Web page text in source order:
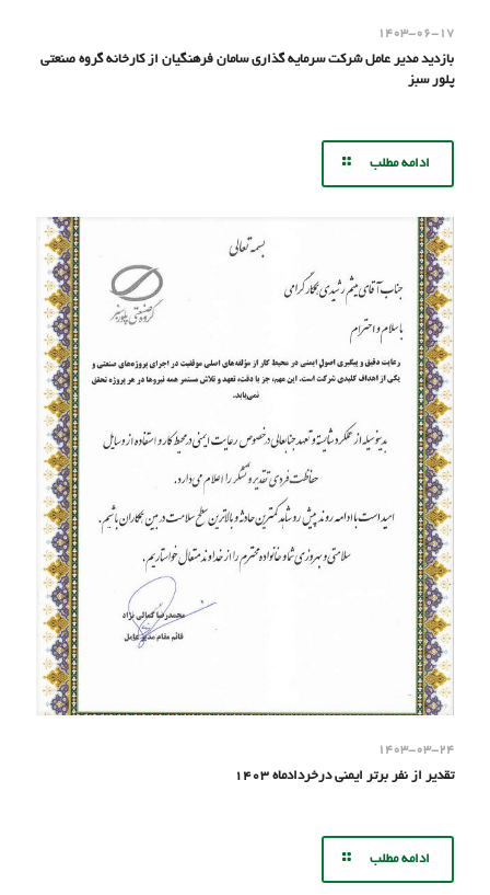
۱۴۰۳-۰۶-۱۷
بازدید مدیر عامل شرکت سرمایه گذاری سامان فرهنگیان از کارخانه گروه صنعتی
پلور سبز
ادامه مطلب
۱۴۰۳-۰۳-۲۴
تقدیر از نفر برتر ایمنی درخردادماه ۱۴۰۳
ادامه مطلب